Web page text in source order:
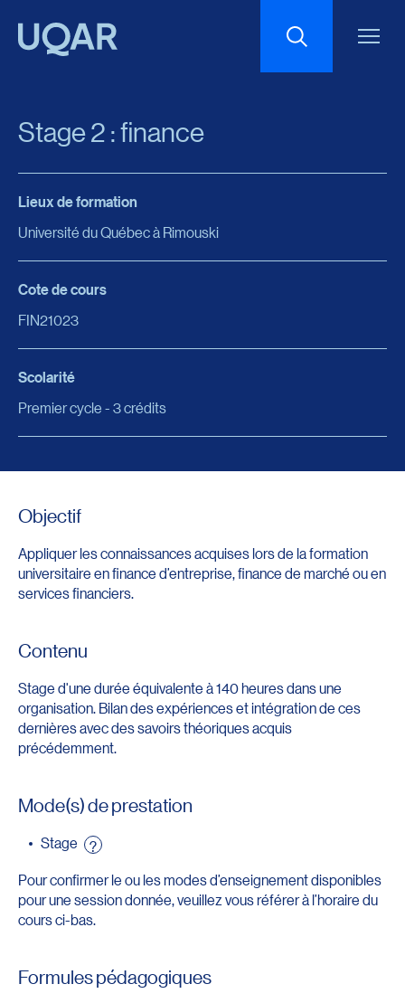
Espacement du texte
Stage 2 : finance
Lieux de formation
Université du Québec à Rimouski
Cote de cours
FIN21023
Scolarité
Premier cycle - 3 crédits
Objectif
Appliquer les connaissances acquises lors de la formation
universitaire en finance d’entreprise, finance de marché ou en
services financiers.
Contenu
Stage d'une durée équivalente à 140 heures dans une
organisation. Bilan des expériences et intégration de ces
dernières avec des savoirs théoriques acquis
précédemment.
Mode(s) de prestation
Stage
?
Pour confirmer le ou les modes d’enseignement disponibles
pour une session donnée, veuillez vous référer à l’horaire du
cours ci-bas.
Formules pédagogiques